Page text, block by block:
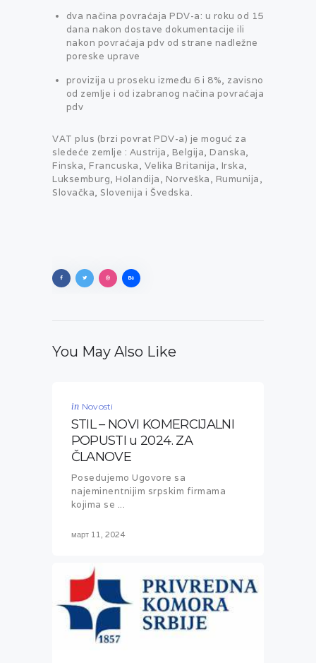
dva načina povraćaja PDV-a: u roku od 15
dana nakon dostave dokumentacije ili
nakon povraćaja pdv od strane nadležne
poreske uprave
provizija u proseku između 6 i 8%, zavisno
od zemlje i od izabranog načina povraćaja
pdv
VAT plus (brzi povrat PDV-a) je moguć za
sledeće zemlje : Austrija, Belgija, Danska,
Finska, Francuska, Velika Britanija, Irska,
Luksemburg, Holandija, Norveška, Rumunija,
Slovačka, Slovenija i Švedska.
You May Also Like
in Novosti
STIL – NOVI KOMERCIJALNI
POPUSTI u 2024. ZA
ČLANOVE
Posedujemo Ugovore sa
najeminentnijim srpskim firmama
kojima se ...
март 11, 2024